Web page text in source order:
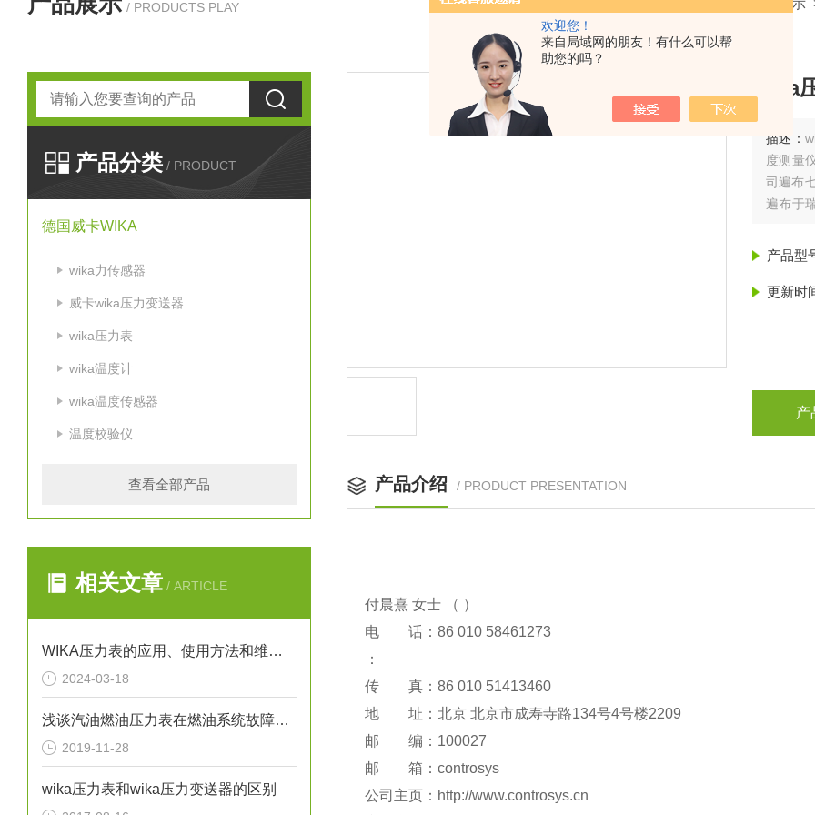
欢迎您！
来自局域网的朋友！有什么可以帮
助您的吗？
/ PRODUCTS PLAY 产品展示
产品分类 / PRODUCT
德国威卡WIKA
wika力传感器
威卡wika压力变送器
wika压力表
wika温度计
wika温度传感器
温度校验仪
查看全部产品
相关文章 / ARTICLE
WIKA压力表的应用、使用方法和维护要点解析
2024-03-18
浅谈汽油燃油压力表在燃油系统故障排除中的应用
2019-11-28
wika压力表和wika压力变送器的区别
wika
描述：
度测量
司遍布
遍布于
产品型
更新时
产
产品介绍 / PRODUCT PRESENTATION
付晨熹 女士 （ ）
电 话：86 010 58461273
：
传 真：86 010 51413460
地 址：北京 北京市成寿寺路134号4号楼2209
邮 编：100027
邮 箱：controsys
公司主页：http://www.controsys.cn